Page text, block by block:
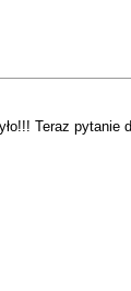
Teraz pytanie